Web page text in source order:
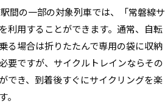
間の一部の対象列車では、「常磐線サ
利用することができます。通常、自転
る場合は折りたたんで専用の袋に収納
要ですが、サイクルトレインならその
でき、到着後すぐにサイクリングを楽
。